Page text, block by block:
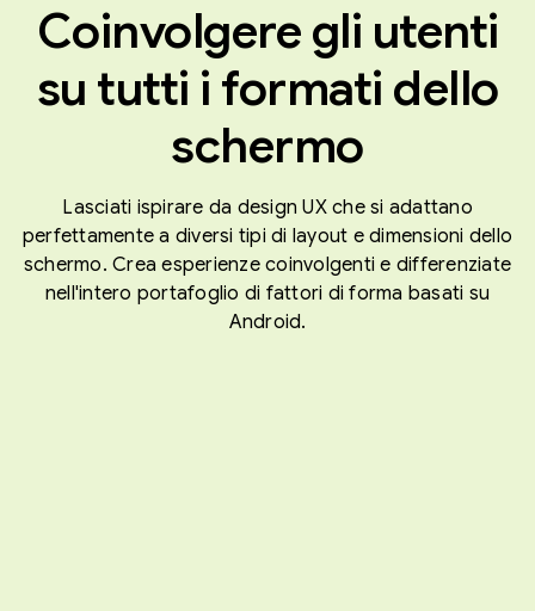
Coinvolgere gli utenti
su tutti i formati dello
schermo
Lasciati ispirare da design UX che si adattano
perfettamente a diversi tipi di layout e dimensioni dello
schermo. Crea esperienze coinvolgenti e differenziate
nell'intero portafoglio di fattori di forma basati su
Android.